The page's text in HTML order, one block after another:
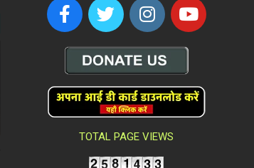
TOTAL PAGE VIEWS